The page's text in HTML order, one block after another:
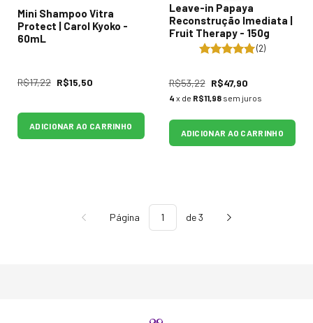
Mini Shampoo Vitra
Protect | Carol Kyoko -
60mL
R$17,22 R$15,50
ADICIONAR AO CARRINHO
Leave-in Papaya
Reconstrução Imediata |
Fruit Therapy - 150g
(2)
R$53,22 R$47,90
4 x de R$11,98 sem juros
ADICIONAR AO CARRINHO
Página de 3